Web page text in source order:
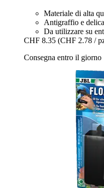
Materiale di alta
Antigraffio e
Da utilizzare su
CHF 8.35 (CHF 2.78 /
Consegna entro il giorno